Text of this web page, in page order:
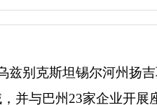
兹别克斯坦锡尔河州扬
并与巴州23家企业开